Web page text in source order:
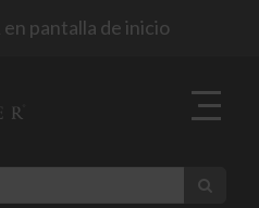
en pantalla de inicio